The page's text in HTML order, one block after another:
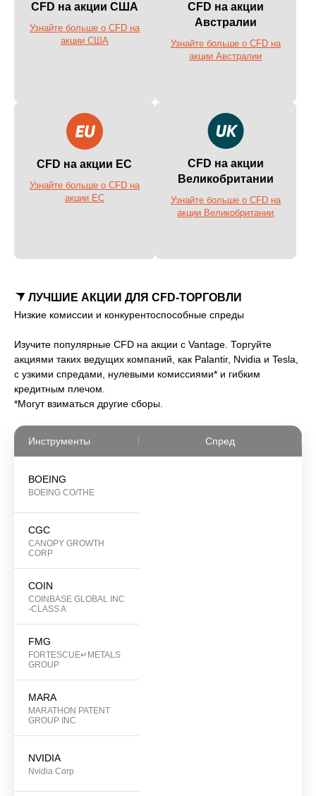
CFD на акции США
Узнайте больше о CFD на
акции США
CFD на акции
Австралии
Узнайте больше о CFD на
акции Австралии
CFD на акции ЕС
Узнайте больше о CFD на
акции ЕС
CFD на акции
Великобритании
Узнайте больше о CFD на
акции Великобритании
ЛУЧШИЕ АКЦИИ ДЛЯ CFD-ТОРГОВЛИ
Низкие комиссии и конкурентоспособные спреды
Изучите популярные CFD на акции с Vantage. Торгуйте
акциями таких ведущих компаний, как Palantir, Nvidia и Tesla,
с узкими спредами, нулевыми комиссиями* и гибким
кредитным плечом.
*Могут взиматься другие сборы.
Инструменты
BOEING
BOEING CO/THE
CGC
CANOPY GROWTH
CORP
COIN
COINBASE GLOBAL INC
-CLASS A
FMG
FORTESCUE↵METALS
GROUP
MARA
MARATHON PATENT
GROUP INC
NVIDIA
Nvidia Corp
Спред